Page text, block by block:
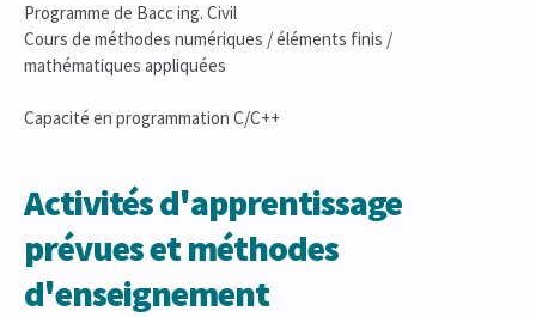
Programme de Bacc ing. Civil
Cours de méthodes numériques / éléments finis /
mathématiques appliquées
Capacité en programmation C/C++
Activités d'apprentissage
prévues et méthodes
d'enseignement